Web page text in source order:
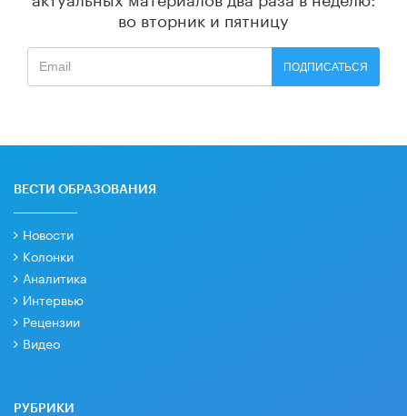
во вторник и пятницу
ПОДПИСАТЬСЯ
ВЕСТИ ОБРАЗОВАНИЯ
Новости
Колонки
Аналитика
Интервью
Рецензии
Видео
РУБРИКИ